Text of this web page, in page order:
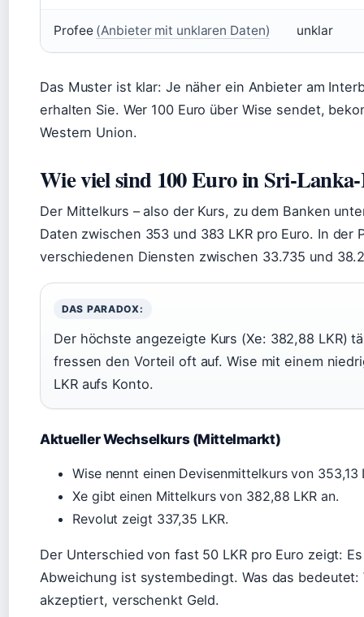
Profee (Anbieter mit unklaren Daten) unklar
Das Muster ist klar: Je näher ein Anbieter am
erhalten Sie. Wer 100 Euro über Wise sendet,
Western Union.
Wie viel sind 100 Euro in Sri-
Der Mittelkurs – also der Kurs, zu dem Banken
Daten zwischen 353 und 383 LKR pro Euro. In der
verschiedenen Diensten zwischen 33.735 und
DAS PARADOX:
Der höchste angezeigte Kurs (Xe: 382,88 LKR)
fressen den Vorteil oft auf. Wise mit einem
LKR aufs Konto.
Aktueller Wechselkurs (Mittelmarkt)
Wise nennt einen Devisenmittelkurs von 353,13
Xe gibt einen Mittelkurs von 382,88 LKR an.
Revolut zeigt 337,35 LKR.
Der Unterschied von fast 50 LKR pro Euro zeigt:
Abweichung ist systembedingt. Was das
akzeptiert, verschenkt Geld.